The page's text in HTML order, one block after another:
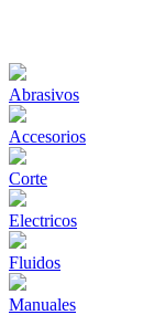
Abrasivos
Accesorios
Corte
Electricos
Fluidos
Manuales